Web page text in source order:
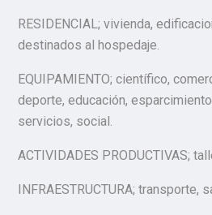
RESIDENCIAL; vivienda,
destinados al hospedaje.
EQUIPAMIENTO; científico,
deporte, educación,
servicios, social.
ACTIVIDADES PRODUCTIVAS;
INFRAESTRUCTURA; transporte,